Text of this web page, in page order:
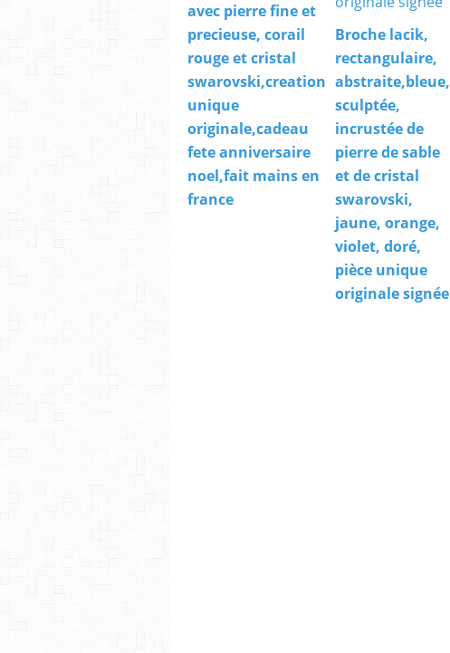
avec pierre fine et
precieuse, corail
rouge et cristal
swarovski,creation
unique
originale,cadeau
fete anniversaire
noel,fait mains en
france
Broche lacik,
rectangulaire,
abstraite,bleue,
sculptée,
incrustée de
pierre de sable
et de cristal
swarovski,
jaune, orange,
violet, doré,
pièce unique
originale signée